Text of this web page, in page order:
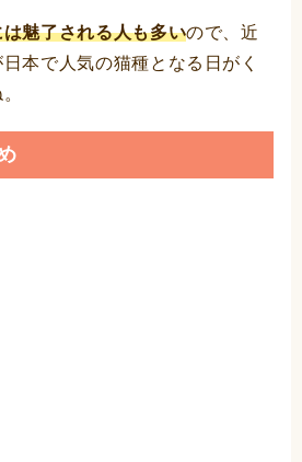
魅了される人も多いので、近
本で人気の猫種となる日がく